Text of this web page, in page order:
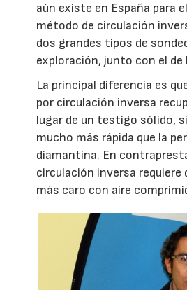
aún existe en España para
método de circulación
dos grandes tipos de
exploración, junto con el de
La principal diferencia es
por circulación inversa
lugar de un testigo sólido,
mucho más rápida que la
diamantina. En
circulación inversa requiere
más caro con aire